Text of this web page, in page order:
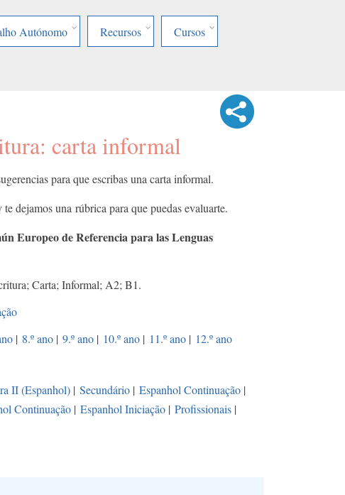
Autónomo Recursos Cursos
carta informal
para que escribas una carta informal.
dejamos una rúbrica para que puedas evaluarte.
Europeo de Referencia para las Lenguas
Carta; Informal; A2; B1.
| 8.º ano | 9.º ano | 10.º ano | 11.º ano | 12.º ano
II (Espanhol) | Secundário | Espanhol Continuação |
Continuação | Espanhol Iniciação | Profissionais |